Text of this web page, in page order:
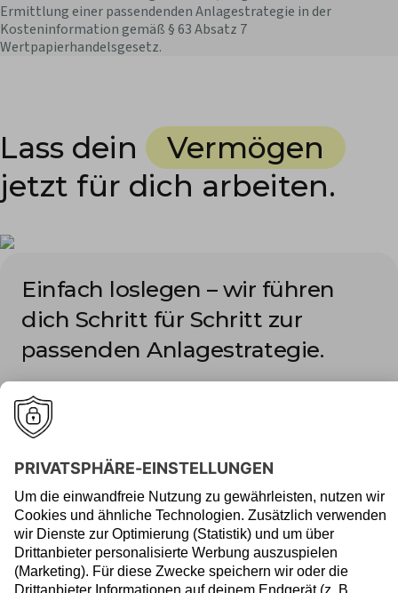
Ermittlung einer passendenden Anlagestrategie in der
Kosteninformation gemäß § 63 Absatz 7
Wertpapierhandelsgesetz.
Lass dein
Vermögen
jetzt für dich arbeiten.
Einfach loslegen – wir führen
dich Schritt für Schritt zur
passenden Anlagestrategie.
Wer langfristig überzeugt,
wird mehrfach
ausgezeichnet.